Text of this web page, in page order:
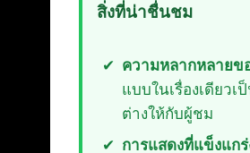
สิ่งที่น่าชื่นชม
ความหลากหลายข
แบบในเรื่องเดียว
ต่างให้กับผู้ชม
การแสดงที่แข็งแกร่